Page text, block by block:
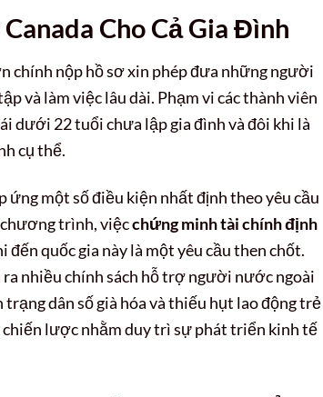
Cho Cả Gia Đình
chính nộp hồ sơ xin phép đưa những người
và làm việc lâu dài. Phạm vi các thành viên
dưới 22 tuổi chưa lập gia đình và đôi khi là
cụ thể.
một số điều kiện nhất định theo yêu cầu
chương trình, việcchứng minh tài chính định
đến quốc gia này là một yêu cầu then chốt.
nhiều chính sách hỗ trợ người nước ngoài
dân số già hóa và thiếu hụt lao động trẻ
lược nhằm duy trì sự phát triển kinh tế